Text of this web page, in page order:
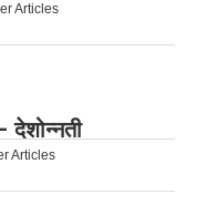
Articles
Articles